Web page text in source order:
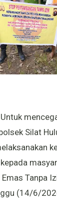
Silat
Tanpa
(14/6/